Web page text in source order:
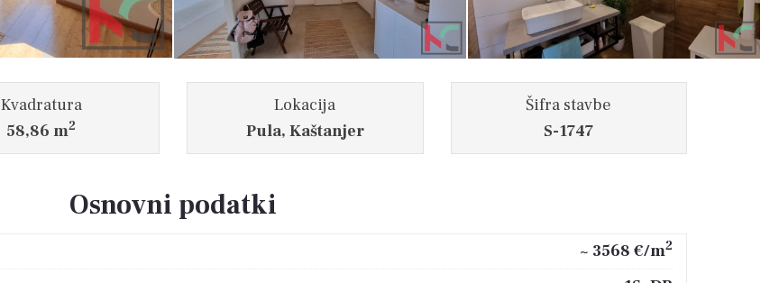
Kvadratura
58,86 m2
Lokacija
Pula, Kaštanjer
Šifra stavbe
S-1747
Osnovni podatki
~ 3568 €/m2